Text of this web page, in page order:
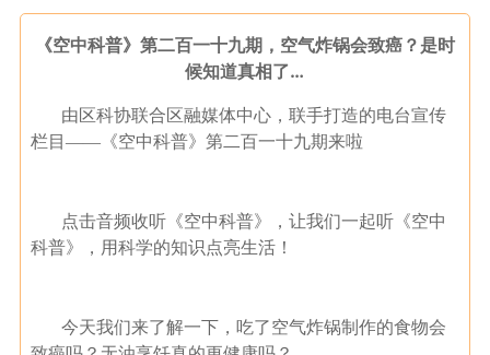
《空中科普》第二百一十九期，空气炸锅会致癌？是时
候知道真相了…
由区科协联合区融媒体中心，联手打造的电台宣传
栏目——《空中科普》第二百一十九期来啦
点击音频收听《空中科普》，让我们一起听《空中
科普》，用科学的知识点亮生活！
今天我们来了解一下，吃了空气炸锅制作的食物会